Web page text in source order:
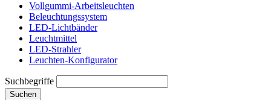
Vollgummi-Arbeitsleuchten
Beleuchtungssystem
LED-Lichtbänder
Leuchtmittel
LED-Strahler
Leuchten-Konfigurator
Suchbegriffe
Suchen